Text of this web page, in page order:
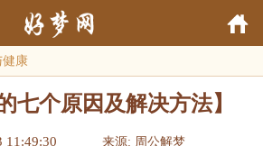
健康
七个原因及解决方法】
11:49:30 来源: 周公解梦